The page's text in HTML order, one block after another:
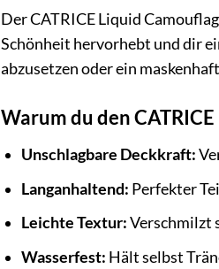
Der CATRICE Liquid
Schönheit hervorhebt und dir
abzusetzen oder ein
Warum du den
Unschlagbare Deckkraft:
Langanhaltend: Perfekter
Leichte Textur:Verschmilzt
Wasserfest: Hält selbst